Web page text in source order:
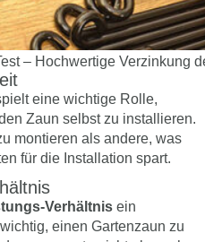
– Hochwertige Verzinkung
eine wichtige Rolle,
Zaun selbst zu installieren.
montieren als andere, was
für die Installation spart.
Verhältnis ein
einen Gartenzaun zu